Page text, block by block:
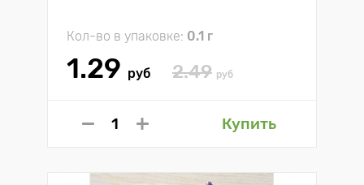
Кол-во в упаковке: 0.1 г
1.29 руб 2.49 руб
Купить